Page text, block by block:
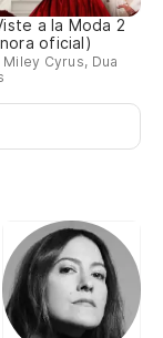
a la Moda 2
oficial)
Miley Cyrus, Dua